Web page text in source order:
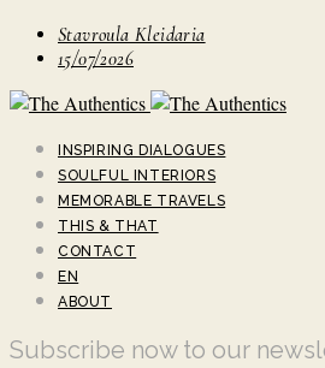
Stavroula Kleidaria
15/07/2026
INSPIRING DIALOGUES
SOULFUL INTERIORS
MEMORABLE TRAVELS
THIS & THAT
CONTACT
EN
ABOUT
Subscribe now to our